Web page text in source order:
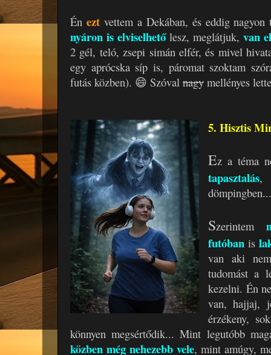
Én eztvettem a Dekában, és eddig
nyáron is elviselhetőlesz, meglátjuk, van
2 gél, teló, zsepi simán elfér, és mivel
egy aprócska síp is, páromat szoktam
futás közben). 😄 Szóval nagy mellényes
5. Hisztis
Ez a téma
tapasztalás,
dömpingben...
Szerintem
futóban is l
van aki
tudomást a
kezelni. Én
van, hajjaj,
érzékeny,
könnyen megsértődik... Mint legutóbb
közben még nehezebb vele, mint amúgy,